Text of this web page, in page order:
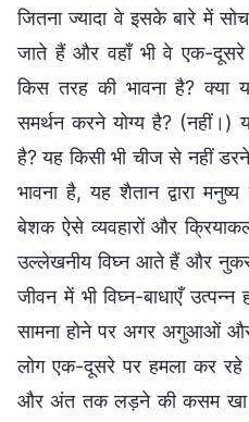
जितना ज्यादा वे इसके बारे में
जाते हैं और वहाँ भी वे एक-
किस तरह की भावना है? क्या
समर्थन करने योग्य है? (नहीं।)
है? यह किसी भी चीज से नहीं
भावना है, यह शैतान द्वारा
बेशक ऐसे व्यवहारों और
उल्लेखनीय विघ्न आते हैं और
जीवन में भी विघ्न-बाधाएँ
सामना होने पर अगर अगुआओं और
लोग एक-दूसरे पर हमला कर
और अंत तक लड़ने की कसम खा